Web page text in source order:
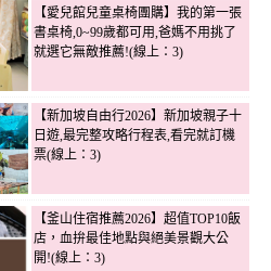
【愛兒館兒童桌椅團購】我的第一張
書桌椅,0~99歲都可用,爸媽不用挑了
就選它無敵推薦!(線上：3)
【新加坡自由行2026】新加坡親子十
日遊,最完整攻略行程表,看完就訂機
票(線上：3)
【釜山住宿推薦2026】超值TOP10飯
店，血拚最佳地點與絕美景觀大公
開!(線上：3)